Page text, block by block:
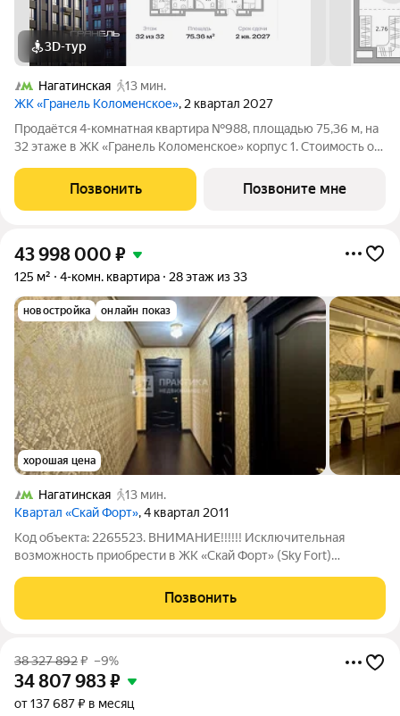
3D-тур
Нагатинская
13 мин.
ЖК «Гранель Коломенское», 2 квартал 2027
Продаётся 4-комнатная квартира №988, площадью 75,36 м, на
32 этаже в ЖК «Гранель Коломенское» корпус 1. Стоимость от
односторонняя, окна на улицу. Жилой квартал «Гранель
Коломенское» расположился на юге
Позвонить Позвоните мне
43 998 000 ₽
125 м² 4-комн. квартира 28 этаж из 33
новостройка онлайн показ
хорошая цена
Нагатинская
13 мин.
Квартал «Скай Форт», 4 квартал 2011
Код объекта: 2265523. ВНИМАНИЕ!!!!!! Исключительная
возможность приобрести в ЖК «Скай Форт» (Sky Fort)
районе Москвы! Описание квартиры: Отличное состояние и
удобная планировка для большой семьи:
Позвонить
38 327 892₽ –9%
34 807 983₽
от 137 687 ₽ в месяц